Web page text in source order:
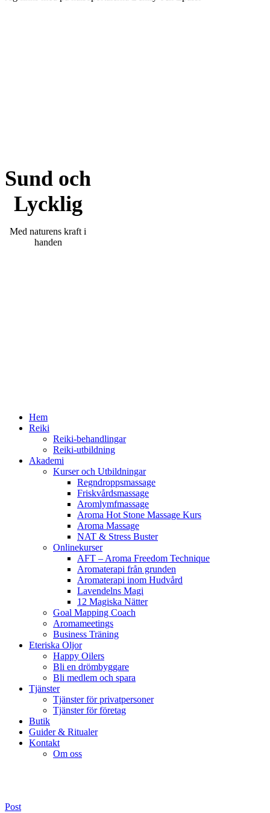
Sund och
Lycklig
Med naturens kraft i
handen
Hem
Reiki
Reiki-behandlingar
Reiki-utbildning
Akademi
Kurser och Utbildningar
Regndroppsmassage
Friskvårdsmassage
Aromlymfmassage
Aroma Hot Stone Massage Kurs
Aroma Massage
NAT & Stress Buster
Onlinekurser
AFT – Aroma Freedom Technique
Aromaterapi från grunden
Aromaterapi inom Hudvård
Lavendelns Magi
12 Magiska Nätter
Goal Mapping Coach
Aromameetings
Business Träning
Eteriska Oljor
Happy Oilers
Bli en drömbyggare
Bli medlem och spara
Tjänster
Tjänster för privatpersoner
Tjänster för företag
Butik
Guider & Ritualer
Kontakt
Om oss
Post